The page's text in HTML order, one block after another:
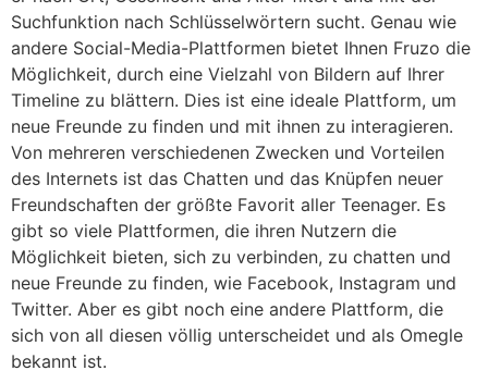
Suchfunktion nach Schlüsselwörtern sucht. Genau wie
andere Social-Media-Plattformen bietet Ihnen Fruzo die
Möglichkeit, durch eine Vielzahl von Bildern auf Ihrer
Timeline zu blättern. Dies ist eine ideale Plattform, um
neue Freunde zu finden und mit ihnen zu interagieren.
Von mehreren verschiedenen Zwecken und Vorteilen
des Internets ist das Chatten und das Knüpfen neuer
Freundschaften der größte Favorit aller Teenager. Es
gibt so viele Plattformen, die ihren Nutzern die
Möglichkeit bieten, sich zu verbinden, zu chatten und
neue Freunde zu finden, wie Facebook, Instagram und
Twitter. Aber es gibt noch eine andere Plattform, die
sich von all diesen völlig unterscheidet und als Omegle
bekannt ist.